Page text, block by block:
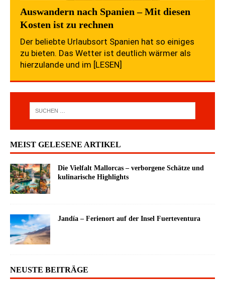
Auswandern nach Spanien – Mit diesen
Kosten ist zu rechnen
Der beliebte Urlaubsort Spanien hat so einiges
zu bieten. Das Wetter ist deutlich wärmer als
hierzulande und im [LESEN]
MEIST GELESENE ARTIKEL
Die Vielfalt Mallorcas – verborgene Schätze und
kulinarische Highlights
Jandía – Ferienort auf der Insel Fuerteventura
NEUSTE BEITRÄGE